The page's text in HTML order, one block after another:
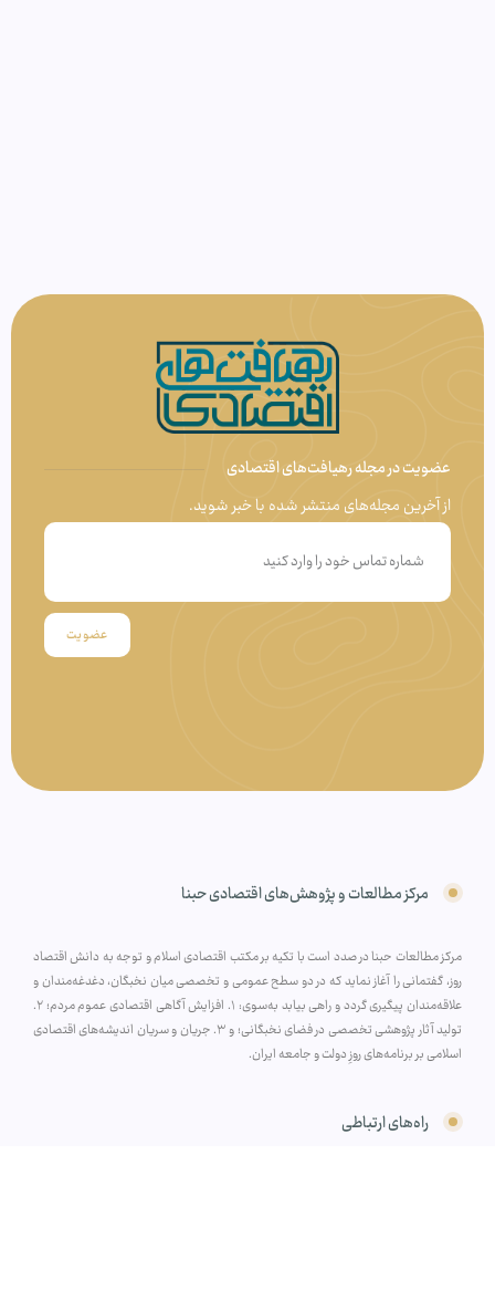
عضویت در مجله رهیافت‌های اقتصادی
از آخرین مجله‌های منتشر شده با خبر شوید.
عضویت
مرکز مطالعات و پژوهش‌های اقتصادی حبنا
مرکز مطالعات حبنا در صدد است با تکیه بر مکتب اقتصادی اسلام و توجه به دانش اقتصاد
روز، گفتمانی را آغاز نماید که در دو سطح عمومی و تخصصی میان نخبگان، دغدغه‌مندان و
علاقه‌مندان پیگیری گردد و راهی بیابد به‌سوی: ۱. افزایش آگاهی اقتصادی عموم مردم؛ ۲.
تولید آثار پژوهشی تخصصی در فضای نخبگانی؛ و ۳. جریان و سریان اندیشه‌های اقتصادی
اسلامی بر برنامه‌های روزِ دولت و جامعه ایران.
راه‌های ارتباطی